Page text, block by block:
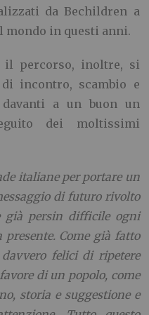
da Bechildren a
mondo in questi anni.
il percorso, inoltre, si
incontro, scambio e
a un buon un
dei moltissimi
italiane per portare un
di futuro rivolto
persin difficile ogni
Come già fatto
felici di ripetere
di un popolo, come
storia e suggestione e